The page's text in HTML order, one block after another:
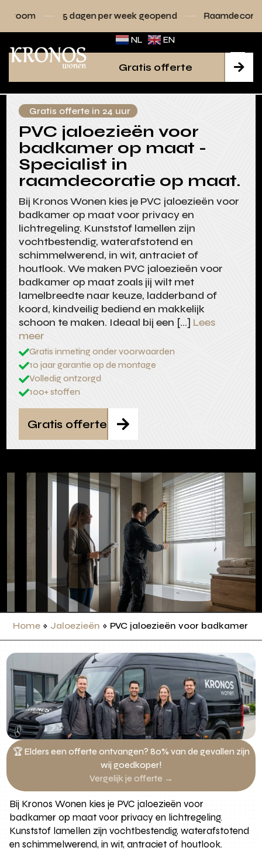
dagen per week geopend Raamdecoratie volledig op
NL EN

Gratis offerte
Gratis offerte in 24 uur
PVC jaloezieën voor
badkamer op maat -
Specialist in
raamdecoratie op maat.
Bij Kronos Wonen kies je PVC jaloezieën voor
badkamer op maat voor privacy en
lichtregeling. Kunststof lamellen zijn
vochtbestendig, waterafstotend en
schimmelwerend, in wit, antraciet of
houtlook. We maken PVC jaloezieën voor
badkamer op maat zoals jij wilt met
lamelbreedte naar keuze, ladderband of
koord, kindveilig bediend en makkelijk
schoon te maken. Ideaal bij een […] Lees
meer
Gratis inmeting onder voorwaarden
10 jaar garantie op de montage
Volledig ontzorgd
100+ stoffen

Gratis offerte
Home » Jaloezieën » PVC jaloezieën voor badkamer
🏆 Elders een offerte ontvangen? 80% van de gevallen zijn
wij goedkoper!
Vergelijk je offerte →
Bij Kronos Wonen kies je PVC jaloezieën voor
badkamer op maat voor privacy en lichtregeling.
Kunststof lamellen zijn vochtbestendig, waterafstotend
en schimmelwerend, in wit, antraciet of houtlook.